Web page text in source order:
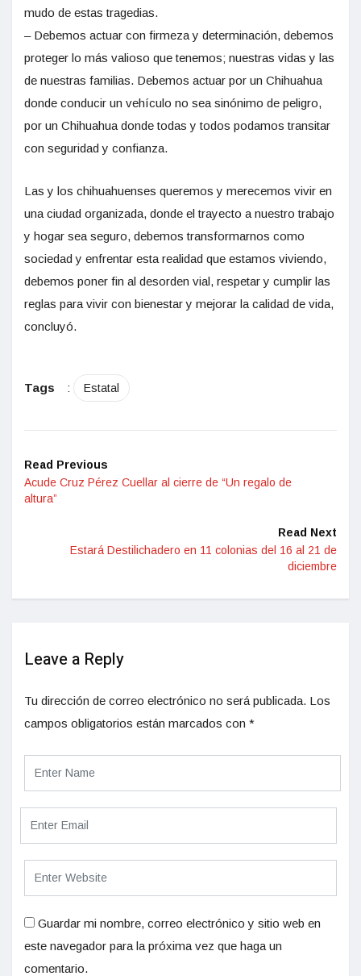
mudo de estas tragedias.
– Debemos actuar con firmeza y determinación, debemos
proteger lo más valioso que tenemos; nuestras vidas y las
de nuestras familias. Debemos actuar por un Chihuahua
donde conducir un vehículo no sea sinónimo de peligro,
por un Chihuahua donde todas y todos podamos transitar
con seguridad y confianza.
Las y los chihuahuenses queremos y merecemos vivir en
una ciudad organizada, donde el trayecto a nuestro trabajo
y hogar sea seguro, debemos transformarnos como
sociedad y enfrentar esta realidad que estamos viviendo,
debemos poner fin al desorden vial, respetar y cumplir las
reglas para vivir con bienestar y mejorar la calidad de vida,
concluyó.
Tags : Estatal
Read Previous
Acude Cruz Pérez Cuellar al cierre de “Un regalo de
altura”
Read Next
Estará Destilichadero en 11 colonias del 16 al 21 de
diciembre
Leave a Reply
Tu dirección de correo electrónico no será publicada. Los
campos obligatorios están marcados con *
Guardar mi nombre, correo electrónico y sitio web en
este navegador para la próxima vez que haga un
comentario.